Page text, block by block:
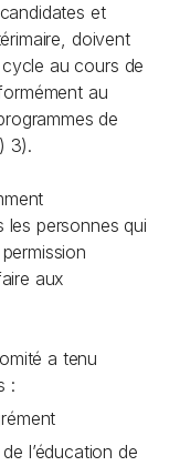
et
doivent
au cours de
au
de
3).
les personnes qui
aux
a tenu
:
l’éducation de